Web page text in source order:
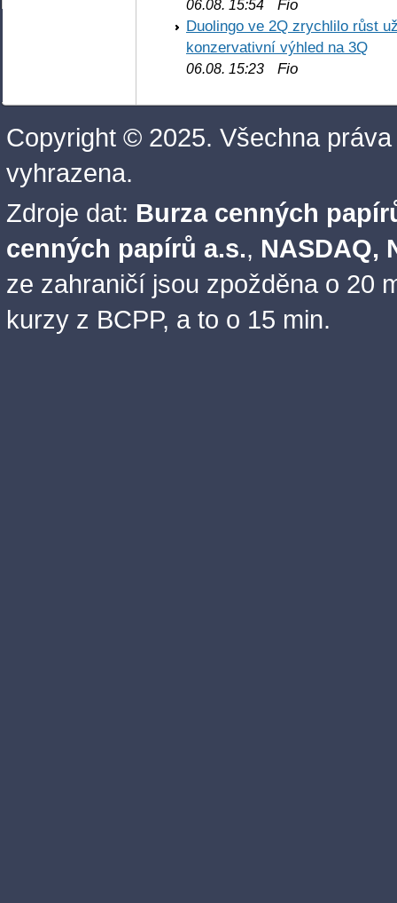
06.08. 15:54 Fio
Duolingo ve 2Q zrychlilo růst
konzervativní výhled na 3Q
06.08. 15:23 Fio
Copyright © 2025. Všechna práva
vyhrazena.
Zdroje dat: Burza cenných
cenných papírů a.s., NASDAQ,
ze zahraničí jsou zpožděna o 20
kurzy z BCPP, a to o 15 min.